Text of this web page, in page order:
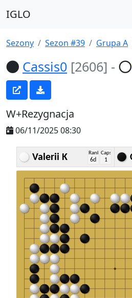
IGLO
Sezony Sezon #39 Grupa A
Cassis0 [2606] -
W+Rezygnacja
06/11/2025 08:30
Valerii K Rank
6d
Caps
1